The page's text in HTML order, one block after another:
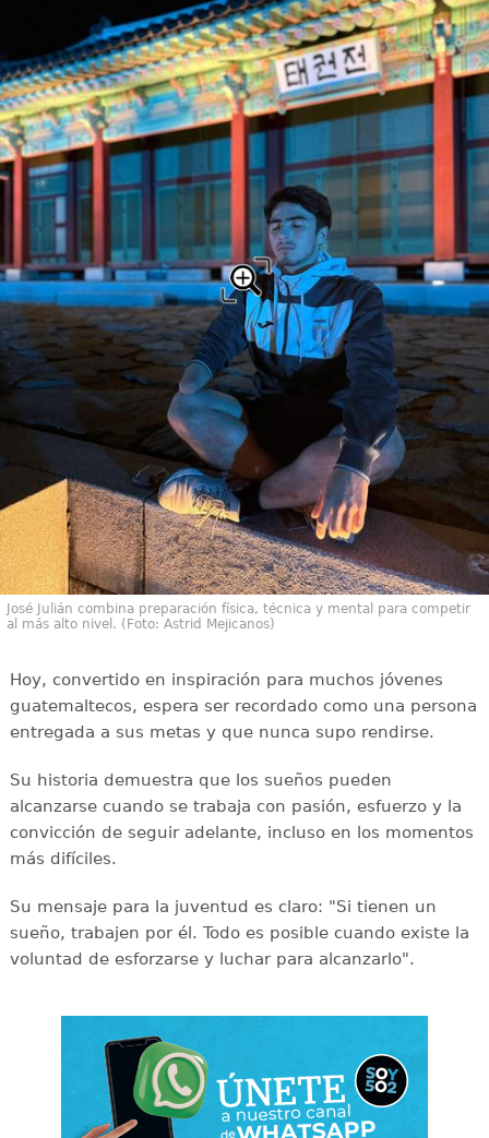
José Julián combina preparación física, técnica y mental para competir
al más alto nivel. (Foto: Astrid Mejicanos)
Hoy, convertido en inspiración para muchos jóvenes
guatemaltecos, espera ser recordado como una persona
entregada a sus metas y que nunca supo rendirse.
Su historia demuestra que los sueños pueden
alcanzarse cuando se trabaja con pasión, esfuerzo y la
convicción de seguir adelante, incluso en los momentos
más difíciles.
Su mensaje para la juventud es claro: "Si tienen un
sueño, trabajen por él. Todo es posible cuando existe la
voluntad de esforzarse y luchar para alcanzarlo".